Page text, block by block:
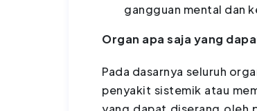
gangguan mental dan
Organ apa saja yang
Pada dasarnya seluruh
penyakit sistemik atau